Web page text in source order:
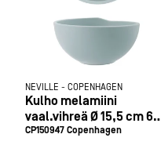
NEVILLE - COPENHAGEN
Kulho melamiini
vaal.vihreä Ø 15,5 cm 65
cl
CP150947 Copenhagen